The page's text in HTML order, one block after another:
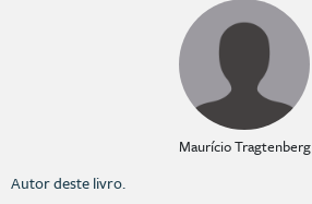
Maurício Tragtenberg
Autor deste livro.